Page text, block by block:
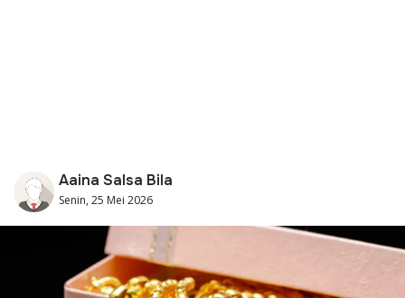
Aaina Salsa Bila
Senin, 25 Mei 2026